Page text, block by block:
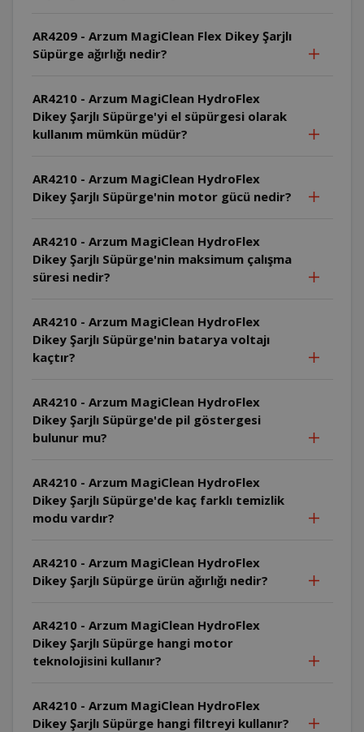
AR4209 - Arzum MagiClean Flex Dikey Şarjlı
Süpürge ağırlığı nedir?
AR4210 - Arzum MagiClean HydroFlex
Dikey Şarjlı Süpürge'yi el süpürgesi olarak
kullanım mümkün müdür?
AR4210 - Arzum MagiClean HydroFlex
Dikey Şarjlı Süpürge'nin motor gücü nedir?
AR4210 - Arzum MagiClean HydroFlex
Dikey Şarjlı Süpürge'nin maksimum çalışma
süresi nedir?
AR4210 - Arzum MagiClean HydroFlex
Dikey Şarjlı Süpürge'nin batarya voltajı
kaçtır?
AR4210 - Arzum MagiClean HydroFlex
Dikey Şarjlı Süpürge'de pil göstergesi
bulunur mu?
AR4210 - Arzum MagiClean HydroFlex
Dikey Şarjlı Süpürge'de kaç farklı temizlik
modu vardır?
AR4210 - Arzum MagiClean HydroFlex
Dikey Şarjlı Süpürge ürün ağırlığı nedir?
AR4210 - Arzum MagiClean HydroFlex
Dikey Şarjlı Süpürge hangi motor
teknolojisini kullanır?
AR4210 - Arzum MagiClean HydroFlex
Dikey Şarjlı Süpürge hangi filtreyi kullanır?